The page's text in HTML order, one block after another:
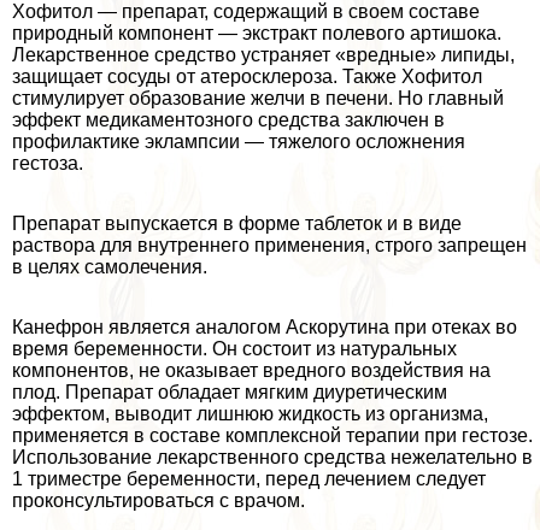
Хофитол — препарат, содержащий в своем составе
природный компонент — экстpaкт полевого артишока.
Лекарственное средство устраняет «вредные» липиды,
защищает сосуды от атеросклероза. Также Хофитол
стимулирует образование желчи в печени. Но главный
эффект медикаментозного средства заключен в
профилактике эклампсии — тяжелого осложнения
гестоза.
Препарат выпускается в форме таблеток и в виде
раствора для внутреннего применения, строго запрещен
в целях самолечения.
Канефрон является аналогом Аскорутина при отеках во
время беременности. Он состоит из натуральных
компонентов, не оказывает вредного воздействия на
плод. Препарат обладает мягким диуретическим
эффектом, выводит лишнюю жидкость из организма,
применяется в составе комплексной терапии при гестозе.
Использование лекарственного средства нежелательно в
1 триместре беременности, перед лечением следует
проконсультироваться с врачом.